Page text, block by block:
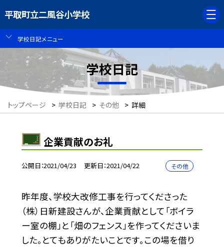
平取町立二風谷小学校
学校日記メニュー
学校日記
トップページ > 学校日記 > その他 > 詳細
企業貢献のお礼
公開日 2021/04/23 更新日 2021/04/22 その他
昨年度、学校大改修工事を行ってくださった
（株）日新建設さんが、企業貢献として「ボイラ
ー室の棚」と「畑のフェンス」を作ってくださいま
した。とてもありがたいことです。この場を借り